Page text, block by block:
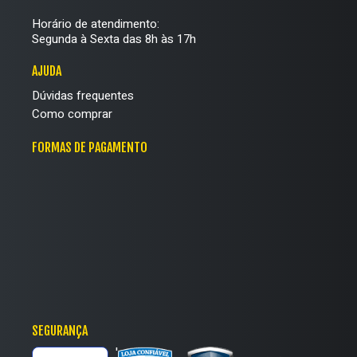
Vision;
Legacy;
baixo, cano médio e plataforma. Explore a variedade de
produtos em nosso site!
Perfeitos para os visuais esportivos, os
Continue navegando em nosso site e aproveite a nossa
Horário de atendimento:
Segunda à Sexta das 8h às 17h
AJUDA
Dúvidas frequentes
Como comprar
FORMAS DE PAGAMENTO
SEGURANÇA
'